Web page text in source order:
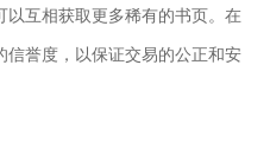
互相获取更多稀有的书页。在
誉度，以保证交易的公正和安